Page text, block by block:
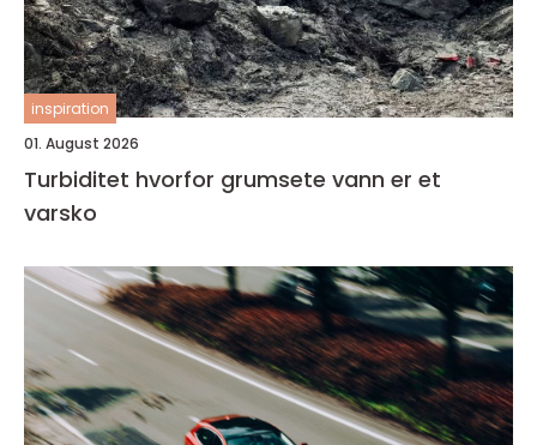
inspiration
01. August 2026
Turbiditet hvorfor grumsete vann er et
varsko